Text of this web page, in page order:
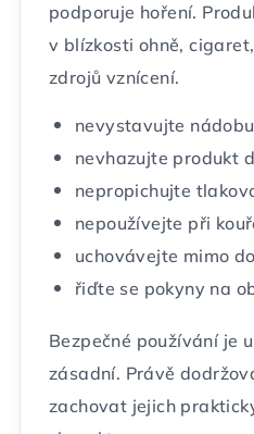
podporuje hoření.
v blízkosti ohně,
zdrojů vznícení.
nevystavujte
nevhazujte produkt
nepropichujte
nepoužívejte při
uchovávejte mimo
řiďte se pokyny na
Bezpečné používání je
zásadní. Právě
zachovat jejich